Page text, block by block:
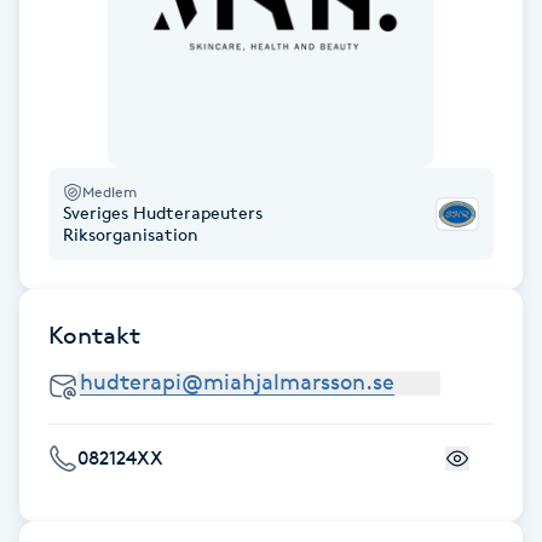
Hårborttagning
Hårvård
Hälsa
Idrottsmassage
IPL
Medlem
Sveriges Hudterapeuters
Riksorganisation
Kontakt
082124XX